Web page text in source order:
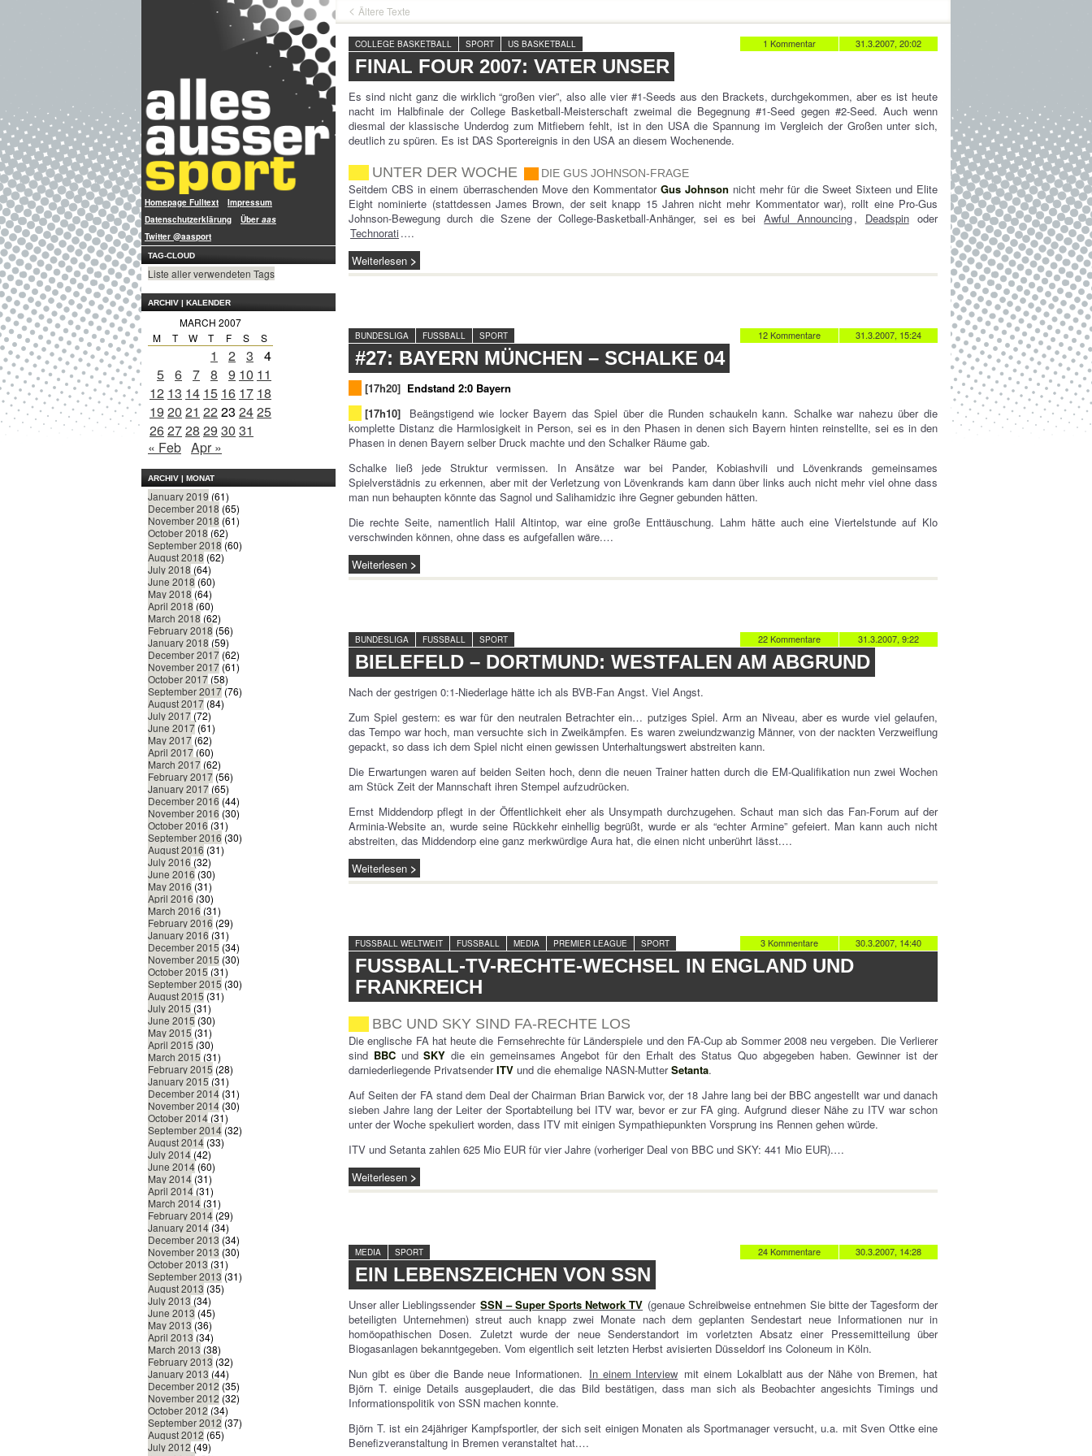
Homepage Fulltext
Impressum
Datenschutzerklärung
Über aas
Twitter @aasport
TAG-CLOUD
Liste aller verwendeten Tags
ARCHIV | KALENDER
MARCH 2007
M
T W T F S S
1 2 3
4
5 6 7 8 9 10 11
12 13 14 15 16 17 18
19 20 21 2223 2425
262728 29 30 31
« Feb Apr »
ARCHIV | MONAT
January 2019 (61)
December 2018 (65)
November 2018 (61)
October 2018 (62)
September 2018 (60)
August 2018 (62)
July 2018 (64)
June 2018 (60)
May 2018 (64)
April 2018 (60)
March 2018 (62)
February 2018 (56)
January 2018 (59)
December 2017 (62)
November 2017 (61)
October 2017 (58)
September 2017 (76)
August 2017 (84)
July 2017 (72)
June 2017 (61)
May 2017 (62)
April 2017 (60)
March 2017 (62)
February 2017 (56)
January 2017 (65)
December 2016 (44)
November 2016 (30)
October 2016 (31)
September 2016 (30)
August 2016 (31)
July 2016 (32)
June 2016 (30)
May 2016 (31)
April 2016 (30)
March 2016 (31)
February 2016 (29)
January 2016 (31)
December 2015 (34)
November 2015 (30)
October 2015 (31)
September 2015 (30)
August 2015 (31)
July 2015 (31)
June 2015 (30)
May 2015 (31)
April 2015 (30)
March 2015 (31)
February 2015 (28)
January 2015 (31)
December 2014 (31)
November 2014 (30)
October 2014 (31)
September 2014 (32)
August 2014 (33)
July 2014 (42)
June 2014 (60)
May 2014 (31)
April 2014 (31)
March 2014 (31)
February 2014 (29)
January 2014 (34)
December 2013 (34)
November 2013 (30)
October 2013 (31)
September 2013 (31)
August 2013 (35)
July 2013 (34)
June 2013 (45)
May 2013 (36)
April 2013 (34)
March 2013 (38)
February 2013 (32)
January 2013 (44)
December 2012 (35)
November 2012 (32)
October 2012 (34)
September 2012 (37)
August 2012 (65)
July 2012 (49)
Ältere Texte
31.3.2007, 20:02
1 Kommentar
COLLEGE BASKETBALL SPORT US BASKETBALL
FINAL FOUR 2007: VATER UNSER
Es sind nicht ganz die wirklich “großen vier”, also alle vier #1-Seeds aus den Brackets, durchgekommen, aber es ist heute
nacht im Halbfinale der College Basketball-Meisterschaft zweimal die Begegnung #1-Seed gegen #2-Seed. Auch wenn
diesmal der klassische Underdog zum Mitfiebern fehlt, ist in den USA die Spannung im Vergleich der Großen unter sich,
deutlich zu spüren. Es ist DAS Sportereignis in den USA an diesem Wochenende.
UNTER DER WOCHE DIE GUS JOHNSON-FRAGE
Seitdem CBS in einem überraschenden Move den Kommentator Gus Johnson nicht mehr für die Sweet Sixteen und Elite
Eight nominierte (stattdessen James Brown, der seit knapp 15 Jahren nicht mehr Kommentator war), rollt eine Pro-Gus
Johnson-Bewegung durch die Szene der College-Basketball-Anhänger, sei es bei Awful Announcing, Deadspin oder
Technorati .…
Weiterlesen
31.3.2007, 15:24
12 Kommentare
BUNDESLIGA FUSSBALL SPORT
#27: BAYERN MÜNCHEN – SCHALKE 04
[17h20] Endstand 2:0 Bayern
[17h10]
Beängstigend wie locker Bayern das Spiel über die Runden schaukeln kann. Schalke war nahezu über die
komplette Distanz die Harmlosigkeit in Person, sei es in den Phasen in denen sich Bayern hinten reinstellte, sei es in den
Phasen in denen Bayern selber Druck machte und den Schalker Räume gab.
Schalke ließ jede Struktur vermissen. In Ansätze war bei Pander, Kobiashvili und Lövenkrands gemeinsames
Spielverstädnis zu erkennen, aber mit der Verletzung von Lövenkrands kam dann über links auch nicht mehr viel ohne dass
man nun behaupten könnte das Sagnol und Salihamidzic ihre Gegner gebunden hätten.
Die rechte Seite, namentlich Halil Altintop, war eine große Enttäuschung. Lahm hätte auch eine Viertelstunde auf Klo
verschwinden können, ohne dass es aufgefallen wäre.…
Weiterlesen
31.3.2007, 9:22
22 Kommentare
BUNDESLIGA FUSSBALL SPORT
BIELEFELD – DORTMUND: WESTFALEN AM ABGRUND
Nach der gestrigen 0:1-Niederlage hätte ich als BVB-Fan Angst. Viel Angst.
Zum Spiel gestern: es war für den neutralen Betrachter ein… putziges Spiel. Arm an Niveau, aber es wurde viel gelaufen,
das Tempo war hoch, man versuchte sich in Zweikämpfen. Es waren zweiundzwanzig Männer, von der nackten Verzweiflung
gepackt, so dass ich dem Spiel nicht einen gewissen Unterhaltungswert abstreiten kann.
Die Erwartungen waren auf beiden Seiten hoch, denn die neuen Trainer hatten durch die EM-Qualifikation nun zwei Wochen
am Stück Zeit der Mannschaft ihren Stempel aufzudrücken.
Ernst Middendorp pflegt in der Öffentlichkeit eher als Unsympath durchzugehen. Schaut man sich das Fan-Forum auf der
Arminia-Website an, wurde seine Rückkehr einhellig begrüßt, wurde er als “echter Armine” gefeiert. Man kann auch nicht
abstreiten, das Middendorp eine ganz merkwürdige Aura hat, die einen nicht unberührt lässt.…
Weiterlesen
30.3.2007, 14:40
3 Kommentare
FUSSBALL WELTWEIT FUSSBALL MEDIA PREMIER LEAGUE SPORT
FUSSBALL-TV-RECHTE-WECHSEL IN ENGLAND UND F
RANKREICH
BBC UND SKY SIND FA-RECHTE LOS
Die englische FA hat heute die Fernsehrechte für Länderspiele und den FA-Cup ab Sommer 2008 neu vergeben. Die Verlierer
sind BBCundSKY die ein gemeinsames Angebot für den Erhalt des Status Quo abgegeben haben. Gewinner ist der
darniederliegende PrivatsenderITV und die ehemalige NASN-MutterSetanta.
Auf Seiten der FA stand dem Deal der Chairman Brian Barwick vor, der 18 Jahre lang bei der BBC angestellt war und danach
sieben Jahre lang der Leiter der Sportabteilung bei ITV war, bevor er zur FA ging. Aufgrund dieser Nähe zu ITV war schon
unter der Woche spekuliert worden, dass ITV mit einigen Sympathiepunkten Vorsprung ins Rennen gehen würde.
ITV und Setanta zahlen 625 Mio EUR für vier Jahre (vorheriger Deal von BBC und SKY: 441 Mio EUR).…
Weiterlesen
30.3.2007, 14:28
24 Kommentare
MEDIA SPORT
EIN LEBENSZEICHEN VON SSN
Unser aller Lieblingssender SSN – Super Sports Network TV (genaue Schreibweise entnehmen Sie bitte der Tagesform der
beteiligten Unternehmen) streut auch knapp zwei Monate nach dem geplanten Sendestart neue Informationen nur in
homöopathischen Dosen. Zuletzt wurde der neue Senderstandort im vorletzten Absatz einer Pressemitteilung über
Biogasanlagen bekanntgegeben. Vom eigentlich seit letzten Herbst avisierten Düsseldorf ins Coloneum in Köln.
Nun gibt es über die Bande neue Informationen. In einem Interview mit einem Lokalblatt aus der Nähe von Bremen, hat
Björn T. einige Details ausgeplaudert, die das Bild bestätigen, dass man sich als Beobachter angesichts Timings und
Informationspolitik von SSN machen konnte.
Björn T. ist ein 24jähriger Kampfsportler, der sich seit einigen Monaten als Sportmanager versucht, u.a. mit Sven Ottke eine
Benefizveranstaltung in Bremen veranstaltet hat.…